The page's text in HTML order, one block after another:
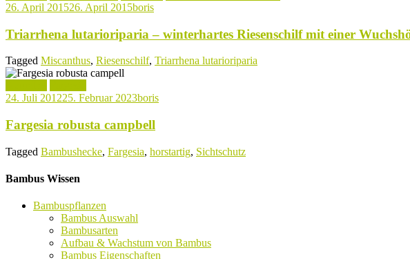
26. April 201526. April 2015boris
Triarrhena lutarioriparia – winterhartes Riesenschilf mit einer
Tagged Miscanthus, Riesenschilf, Triarrhena lutarioriparia
24. Juli 201225. Februar 2023boris
Fargesia robusta campbell
Tagged Bambushecke, Fargesia, horstartig, Sichtschutz
Bambus Wissen
Bambuspflanzen
Bambus Auswahl
Bambusarten
Aufbau & Wachstum von Bambus
Bambus Eigenschaften